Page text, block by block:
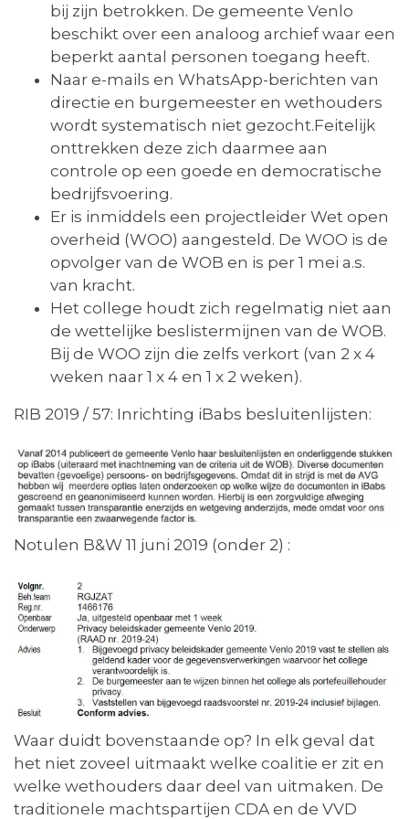
bij zijn betrokken. De gemeente Venlo
beschikt over een analoog archief waar een
beperkt aantal personen toegang heeft.
Naar e-mails en WhatsApp-berichten van
directie en burgemeester en wethouders
wordt systematisch niet gezocht.Feitelijk
onttrekken deze zich daarmee aan
controle op een goede en democratische
bedrijfsvoering.
Er is inmiddels een projectleider Wet open
overheid (WOO) aangesteld. De WOO is de
opvolger van de WOB en is per 1 mei a.s.
van kracht.
Het college houdt zich regelmatig niet aan
de wettelijke beslistermijnen van de WOB.
Bij de WOO zijn die zelfs verkort (van 2 x 4
weken naar 1 x 4 en 1 x 2 weken).
RIB 2019 / 57: Inrichting iBabs besluitenlijsten:
Notulen B&W 11 juni 2019 (onder 2) :
Waar duidt bovenstaande op? In elk geval dat
het niet zoveel uitmaakt welke coalitie er zit en
welke wethouders daar deel van uitmaken. De
traditionele machtspartijen CDA en de VVD